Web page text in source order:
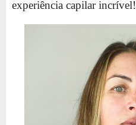
experiência capilar incrível!